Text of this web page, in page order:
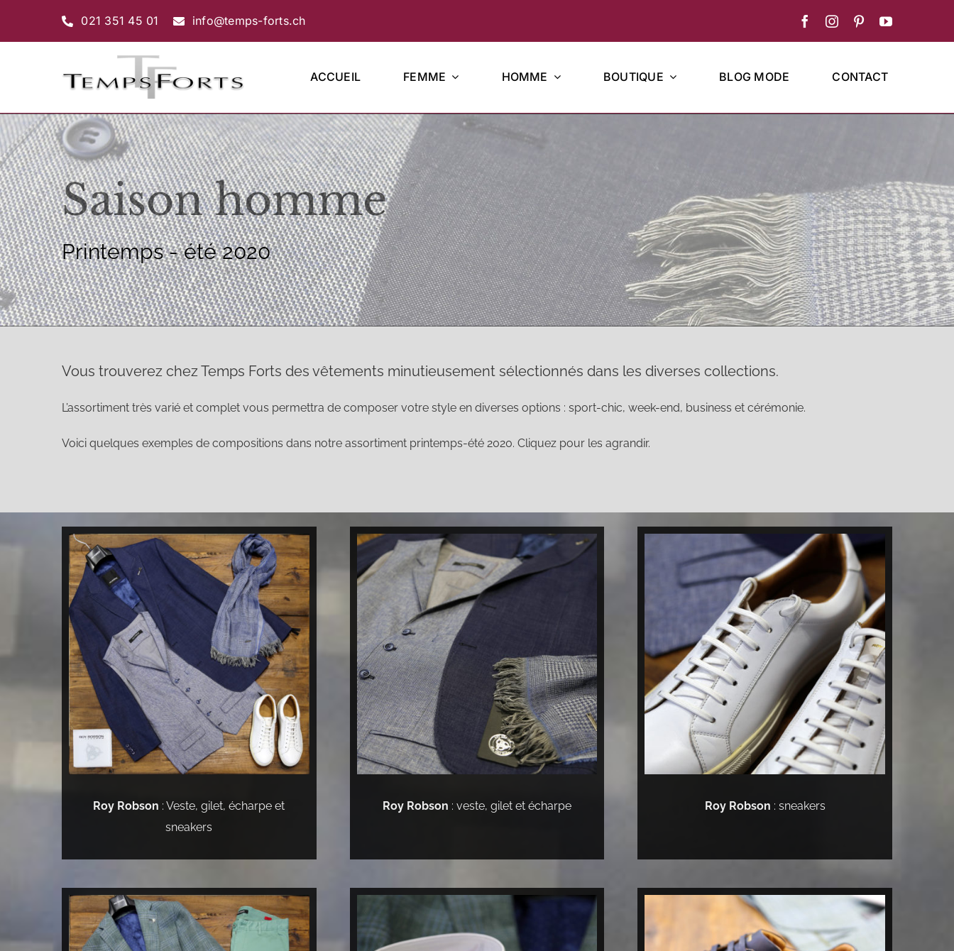
021 351 45 01 info@temps-forts.ch
ACCUEIL FEMME HOMME BOUTIQUE BLOG MODE CONTACT
Saison homme
Printemps - été 2020
Vous trouverez chez Temps Forts des vêtements minutieusement sélectionnés dans les diverses collections.
L’assortiment très varié et complet vous permettra de composer votre style en diverses options : sport-chic, week-end, business et cérémonie.
Voici quelques exemples de compositions dans notre assortiment printemps-été 2020. Cliquez pour les agrandir.
Roy Robson : Veste, gilet, écharpe et
sneakers
Roy Robson : veste, gilet et écharpe Roy Robson : sneakers